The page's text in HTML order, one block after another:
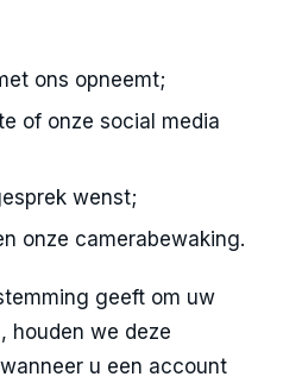
ons opneemt;
of onze social media
wenst;
onze camerabewaking.
geeft om uw
houden we deze
u een account